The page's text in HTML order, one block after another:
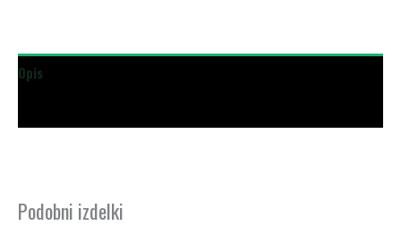
Opis
Podobni izdelki